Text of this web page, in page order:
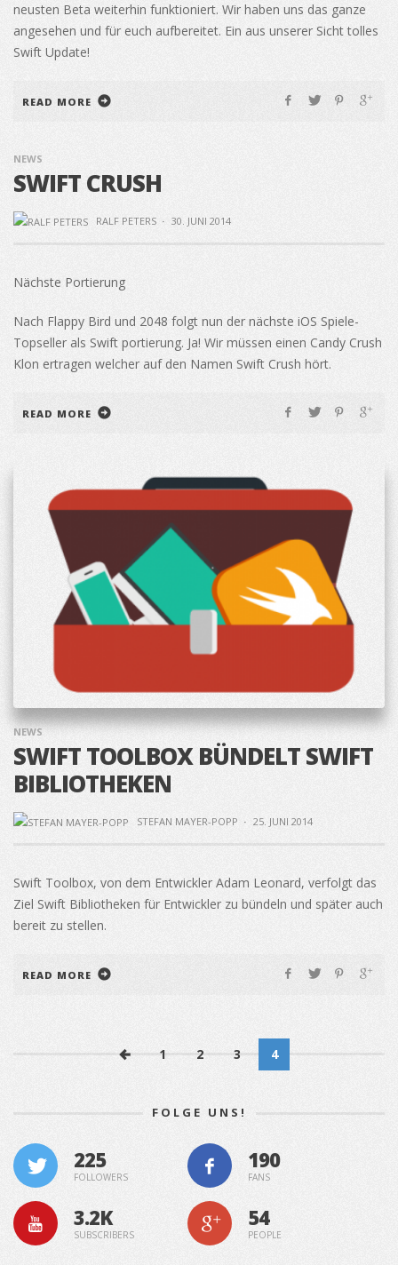
neusten Beta weiterhin funktioniert. Wir haben uns das ganze
angesehen und für euch aufbereitet. Ein aus unserer Sicht tolles
Swift Update!
READ MORE
NEWS
SWIFT CRUSH
RALF PETERS · 30. JUNI 2014
Nächste Portierung
Nach Flappy Bird und 2048 folgt nun der nächste iOS Spiele-
Topseller als Swift portierung. Ja! Wir müssen einen Candy Crush
Klon ertragen welcher auf den Namen Swift Crush hört.
READ MORE
NEWS
SWIFT TOOLBOX BÜNDELT SWIFT
BIBLIOTHEKEN
STEFAN MAYER-POPP · 25. JUNI 2014
Swift Toolbox, von dem Entwickler Adam Leonard, verfolgt das
Ziel Swift Bibliotheken für Entwickler zu bündeln und später auch
bereit zu stellen.
READ MORE
1 2 3 4
FOLGE UNS!
225
FOLLOWERS
190
FANS
3.2K
SUBSCRIBERS
54
PEOPLE